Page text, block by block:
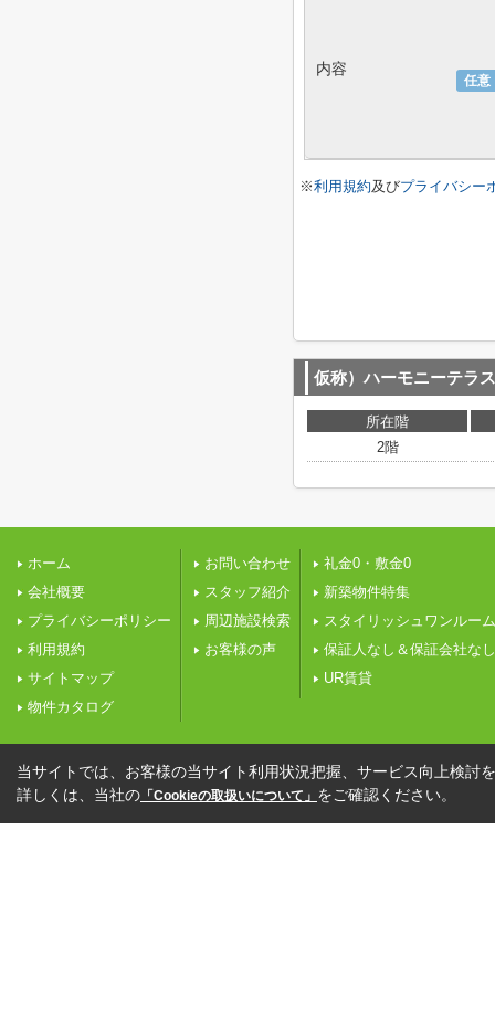
任意
内容
※利用規約及びプライバシー
仮称）ハーモニーテラ
所在階
2階
ホーム
会社概要
プライバシーポリシー
利用規約
サイトマップ
物件カタログ
お問い合わせ
スタッフ紹介
周辺施設検索
お客様の声
礼金0・敷金0
新築物件特集
スタイリッシュワンルーム
保証人なし＆保証会社なし
UR賃貸
当サイトでは、お客様の当サイト利用状況把握、サービス向上検討
詳しくは、当社の 「Cookieの取扱いについて」 をご確認ください。